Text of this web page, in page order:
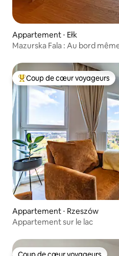
Appartement ⋅ Ełk
Mazurska Fala : Au bord
Coups de cœur voyageurs les
Coup de cœur voyageurs
Appartement ⋅ Rzeszów
Appartement sur le lac